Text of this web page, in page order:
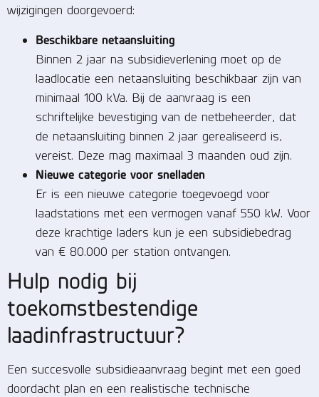
wijzigingen doorgevoerd:
Beschikbare netaansluiting
Binnen 2 jaar na subsidieverlening moet op de
laadlocatie een netaansluiting beschikbaar zijn van
minimaal 100 kVa. Bij de aanvraag is een
schriftelijke bevestiging van de netbeheerder, dat
de netaansluiting binnen 2 jaar gerealiseerd is,
vereist. Deze mag maximaal 3 maanden oud zijn.
Nieuwe categorie voor snelladen
Er is een nieuwe categorie toegevoegd voor
laadstations met een vermogen vanaf 550 kW. Voor
deze krachtige laders kun je een subsidiebedrag
van € 80.000 per station ontvangen.
Hulp nodig bij
toekomstbestendige
laadinfrastructuur?
Een succesvolle subsidieaanvraag begint met een goed
doordacht plan en een realistische technische